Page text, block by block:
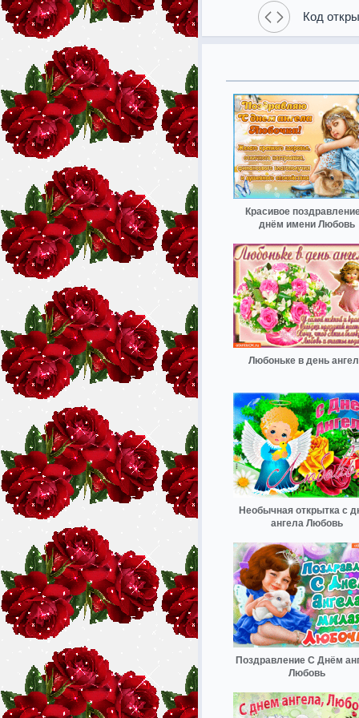
Код
Красивое
днём имени Любовь
Любоньке в день
Необычная открытка с
ангела Любовь
Поздравление С Днём
Любовь